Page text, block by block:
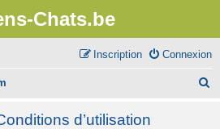
Chats.be
Connexion
Inscription
d’utilisation